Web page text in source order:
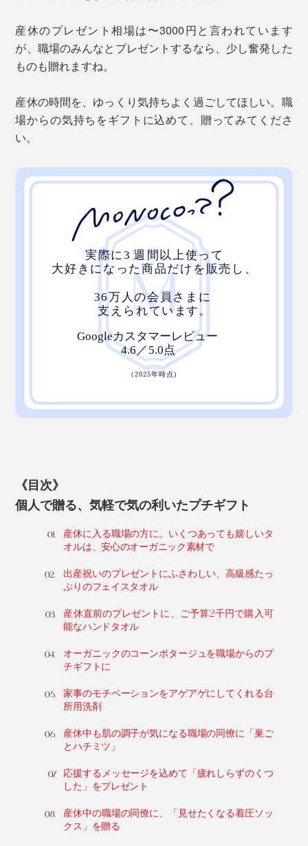
産休のプレゼント相場は〜3000円と言われています
が、職場のみんなとプレゼントするなら、少し奮発した
ものも贈れますね。
産休の時間を、ゆっくり気持ちよく過ごしてほしい。職
場からの気持ちをギフトに込めて、贈ってみてくださ
い。
《目次》
個人で贈る、気軽で気の利いたプチギフト
産休に入る職場の方に。いくつあっても嬉しいタ
オルは、安心のオーガニック素材で
出産祝いのプレゼントにふさわしい、高級感たっ
ぷりのフェイスタオル
産休直前のプレゼントに、ご予算2千円で購入可
能なハンドタオル
オーガニックのコーンポタージュを職場からのプ
チギフトに
家事のモチベーションをアゲアゲにしてくれる台
所用洗剤
産休中も肌の調子が気になる職場の同僚に「巣ご
とハチミツ」
応援するメッセージを込めて「疲れしらずのくつ
した」をプレゼント
産休中の職場の同僚に、「見せたくなる着圧ソッ
クス」を贈る